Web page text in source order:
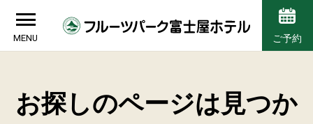
MENU ご予約
お探しのページは見つか